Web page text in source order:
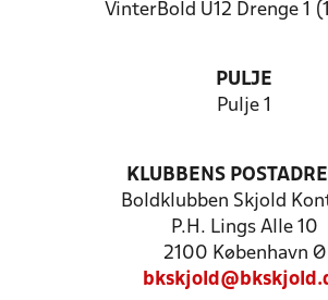
VinterBold U12 Drenge 1
PULJE
Pulje 1
KLUBBENS
Boldklubben Skjold
P.H. Lings Alle 10
2100 København Ø